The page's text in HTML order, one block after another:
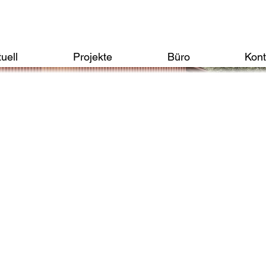
Projekte Büro